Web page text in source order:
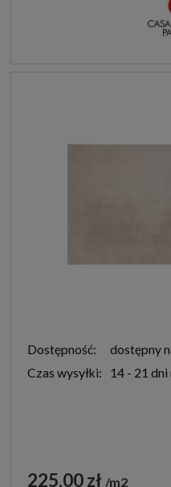
Dostępność:
dostępny
Czas wysyłki:
14 - 21
225,00 zł m2